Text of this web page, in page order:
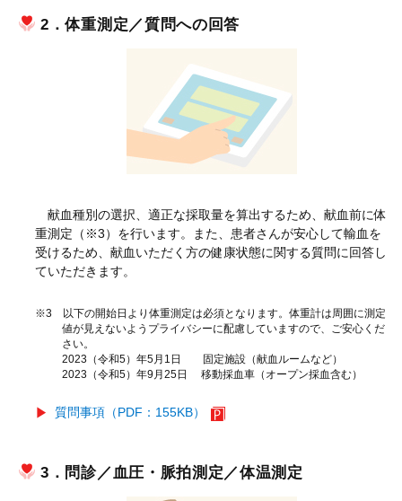
2．体重測定／質問への回答
献血種別の選択、適正な採取量を算出するため、献血前に体
重測定（※3）を行います。また、患者さんが安心して輸血を
受けるため、献血いただく方の健康状態に関する質問に回答し
ていただきます。
※3 以下の開始日より体重測定は必須となります。体重計は周囲に測定
値が見えないようプライバシーに配慮していますので、ご安心くだ
さい。
2023（令和5）年5月1日 固定施設（献血ルームなど）
2023（令和5）年9月25日 移動採血車（オープン採血含む）
質問事項（PDF：155KB）
3．問診／血圧・脈拍測定／体温測定